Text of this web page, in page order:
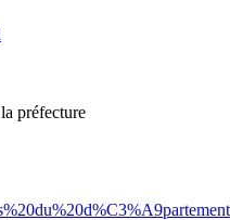
préfecture